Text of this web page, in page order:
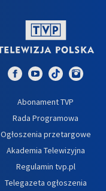
Abonament TVP
Rada Programowa
Ogłoszenia przetargowe
Akademia Telewizyjna
Regulamin tvp.pl
Telegazeta ogłoszenia